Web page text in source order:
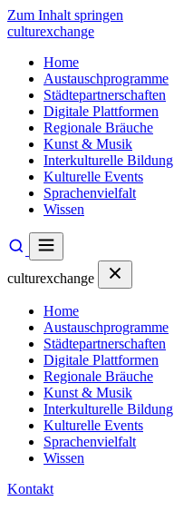
Zum Inhalt springen
culturexchange
Home
Austauschprogramme
Städtepartnerschaften
Digitale Plattformen
Regionale Bräuche
Kunst & Musik
Interkulturelle Bildung
Kulturelle Events
Sprachenvielfalt
Wissen
culturexchange
Home
Austauschprogramme
Städtepartnerschaften
Digitale Plattformen
Regionale Bräuche
Kunst & Musik
Interkulturelle Bildung
Kulturelle Events
Sprachenvielfalt
Wissen
Kontakt